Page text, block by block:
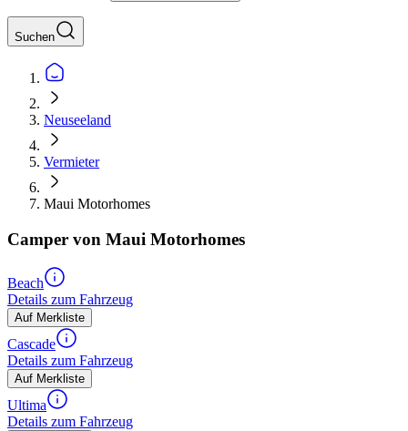
Suchen
Neuseeland
Vermieter
Maui Motorhomes
Camper von Maui Motorhomes
Beach
Details zum Fahrzeug
Auf Merkliste
Cascade
Details zum Fahrzeug
Auf Merkliste
Ultima
Details zum Fahrzeug